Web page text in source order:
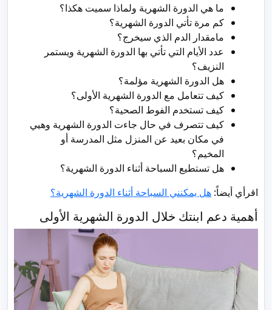
ما هي الدورة الشهرية ولماذا سميت هكذا؟
كم مرة تأتي الدورة الشهرية؟
مامقدار الدم الذي سيخرج؟
عدد الأيام التي تأتي بها الدورة الشهرية ويستمر
النزيف؟
هل الدورة الشهرية مؤلمة؟
كيف تتعامل مع الدورة الشهرية الأولى؟
كيف تستخدم الفوط الصحية؟
كيف تتصرف في حال جاءت الدورة الشهرية وهيي
في مكان بعيد عن المنزل مثل المدرسة أو
المخيم؟
هل تستطيع السباحة أثناء الدورة الشهرية؟
اقرأي أيضاً: هل يمكنني السباحة أثناء الدورة الشهرية؟
أهمية دعم ابنتك خلال الدورة الشهرية الأولى